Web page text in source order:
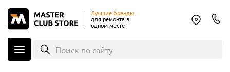
Лучшие бренды
для ремонта в
одном месте
Поиск по сайту